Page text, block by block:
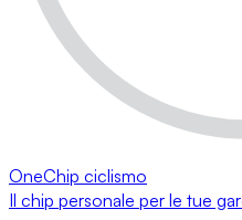
OneChip ciclismo
Il chip personale per le tue